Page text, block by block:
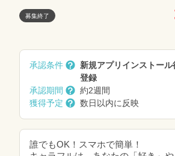
募集終了
承認条件
新規アプリインストー
登録
承認期間
約2週間
獲得予定
数日以内に反映
誰でもOK！スマホで簡単！